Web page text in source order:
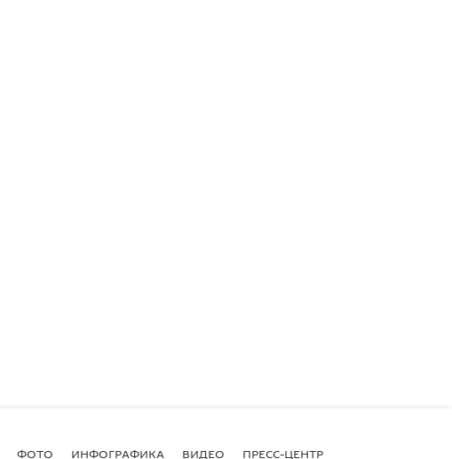
ФОТО ИНФОГРАФИКА ВИДЕО ПРЕСС-ЦЕНТР